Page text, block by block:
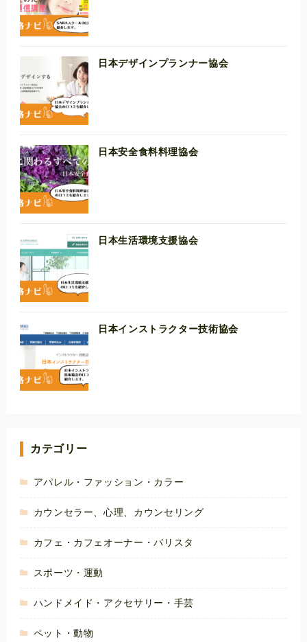
日本デザインプランナー協会
日本安全食料料理協会
日本生活環境支援協会
日本インストラクター技術協会
カテゴリー
アパレル・ファッション・カラー
カウンセラー、心理、カウンセリング
カフェ・カフェオーナー・バリスタ
スポーツ・運動
ハンドメイド・アクセサリー・手芸
ペット・動物